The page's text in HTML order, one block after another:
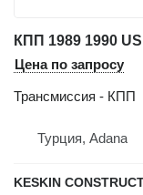
Цена по запросу
Трансмиссия - КПП
Турция, Adana
KESKIN